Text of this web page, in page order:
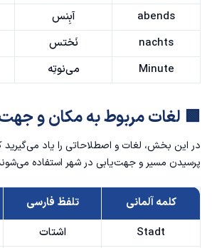
abends
آبِنس
nachts
نَختس
Minute
می‌نوتِه
🟩 لغات مربوط به مکان و
در این بخش، لغات و اصطلاحاتی را یاد
پرسیدن مسیر و جهت‌یابی در شهر استفاده
کلمه آلمانی تلفظ فارسی
Stadt
اشتات